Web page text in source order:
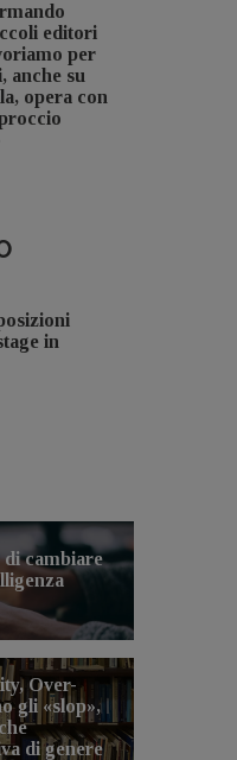
editori
per
anche su
opera con
in
di cambiare
Over-
gli «slop»,
di genere